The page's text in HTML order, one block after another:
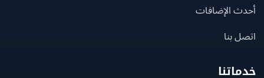
الإضافات
بنا